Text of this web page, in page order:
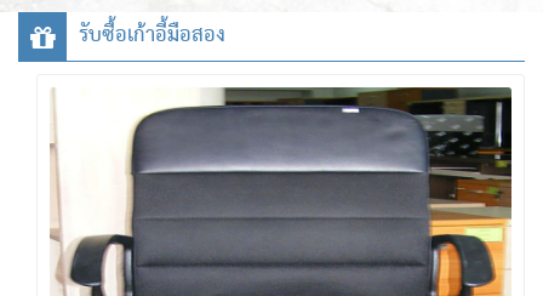
รับซื้อเก้าอี้มือสอง